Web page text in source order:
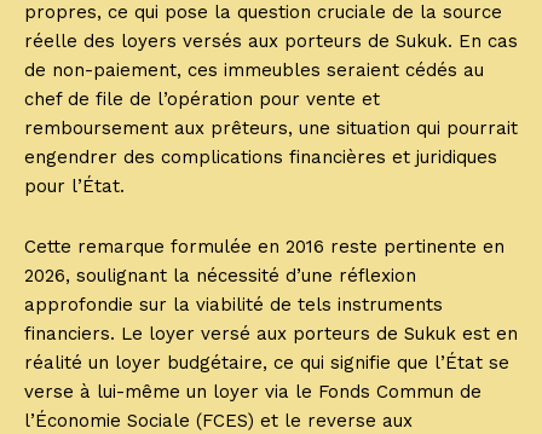
propres, ce qui pose la question cruciale de la source
réelle des loyers versés aux porteurs de Sukuk. En cas
de non-paiement, ces immeubles seraient cédés au
chef de file de l’opération pour vente et
remboursement aux prêteurs, une situation qui pourrait
engendrer des complications financières et juridiques
pour l’État.
Cette remarque formulée en 2016 reste pertinente en
2026, soulignant la nécessité d’une réflexion
approfondie sur la viabilité de tels instruments
financiers. Le loyer versé aux porteurs de Sukuk est en
réalité un loyer budgétaire, ce qui signifie que l’État se
verse à lui-même un loyer via le Fonds Commun de
l’Économie Sociale (FCES) et le reverse aux